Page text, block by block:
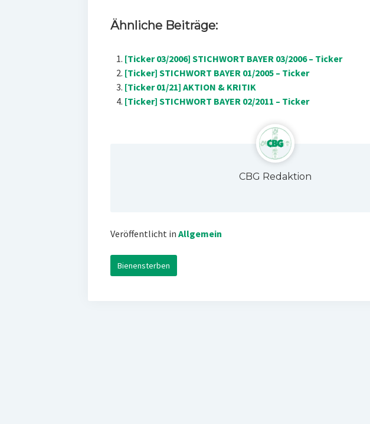
Ähnliche Beiträge:
[Ticker 03/2006] STICHWORT BAYER 03/2006 – Ticker
[Ticker] STICHWORT BAYER 01/2005 – Ticker
[Ticker 01/21] AKTION & KRITIK
[Ticker] STICHWORT BAYER 02/2011 – Ticker
CBG Redaktion
Veröffentlicht in Allgemein
Bienensterben